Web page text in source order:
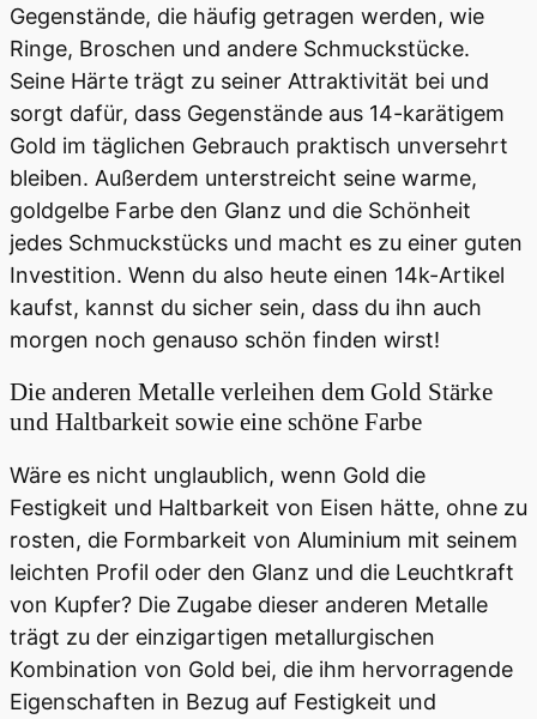
Gegenstände, die häufig getragen werden, wie
Ringe, Broschen und andere Schmuckstücke.
Seine Härte trägt zu seiner Attraktivität bei und
sorgt dafür, dass Gegenstände aus 14-karätigem
Gold im täglichen Gebrauch praktisch unversehrt
bleiben. Außerdem unterstreicht seine warme,
goldgelbe Farbe den Glanz und die Schönheit
jedes Schmuckstücks und macht es zu einer guten
Investition. Wenn du also heute einen 14k-Artikel
kaufst, kannst du sicher sein, dass du ihn auch
morgen noch genauso schön finden wirst!
Die anderen Metalle verleihen dem Gold Stärke
und Haltbarkeit sowie eine schöne Farbe
Wäre es nicht unglaublich, wenn Gold die
Festigkeit und Haltbarkeit von Eisen hätte, ohne zu
rosten, die Formbarkeit von Aluminium mit seinem
leichten Profil oder den Glanz und die Leuchtkraft
von Kupfer? Die Zugabe dieser anderen Metalle
trägt zu der einzigartigen metallurgischen
Kombination von Gold bei, die ihm hervorragende
Eigenschaften in Bezug auf Festigkeit und